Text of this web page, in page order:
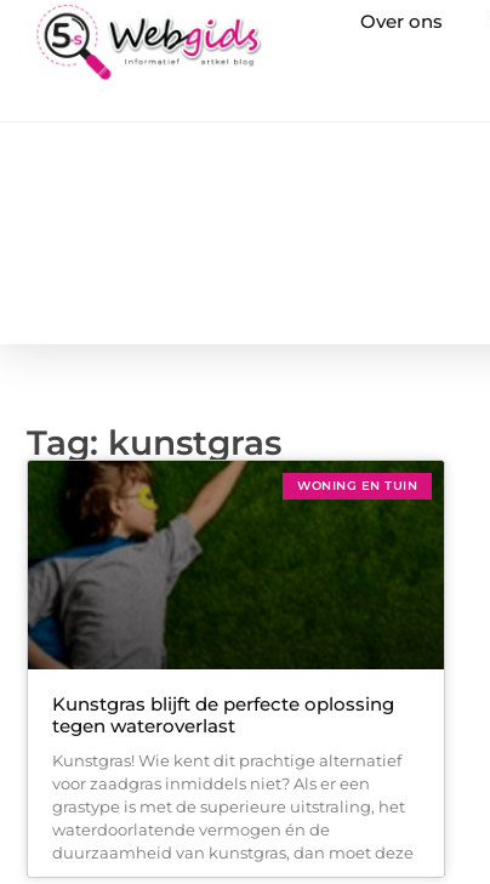
Over ons
Tag: kunstgras
WONING EN TUIN
Kunstgras blijft de perfecte oplossing
tegen wateroverlast
Kunstgras! Wie kent dit prachtige alternatief
voor zaadgras inmiddels niet? Als er een
grastype is met de superieure uitstraling, het
waterdoorlatende vermogen én de
duurzaamheid van kunstgras, dan moet deze